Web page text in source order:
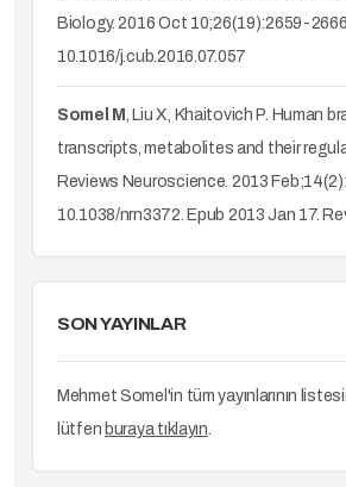
Biology. 2016 Oct 10;26(19):2659-
10.1016/j.cub.2016.07.057
Somel M, Liu X, Khaitovich P. Human
transcripts, metabolites and their
Reviews Neuroscience. 2013
10.1038/nrn3372. Epub 2013 Jan 17.
SON YAYINLAR
Mehmet Somel'in tüm yayınlarının
lütfen buraya tıklayın.